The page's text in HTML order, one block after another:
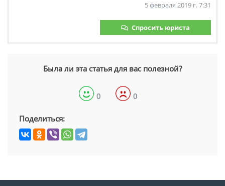
5 февраля 2019 г. 7:31
Спросить юриста
Была ли эта статья для вас полезной?
0 0
Поделиться: